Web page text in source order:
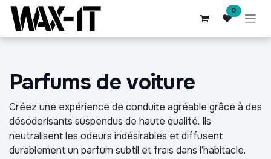
Se rendre au contenu 0
Parfums de voiture
Créez une expérience de conduite agréable grâce à des
désodorisants suspendus de haute qualité. Ils
neutralisent les odeurs indésirables et diffusent
durablement un parfum subtil et frais dans l’habitacle.